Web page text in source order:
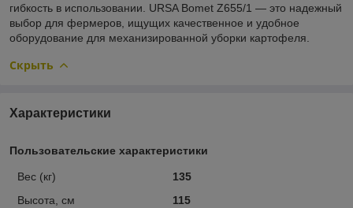
гибкость в использовании. URSA Bomet Z655/1 — это надежный
выбор для фермеров, ищущих качественное и удобное
оборудование для механизированной уборки картофеля.
Скрыть
Характеристики
Пользовательские характеристики
Вес (кг)
135
Высота, см
115